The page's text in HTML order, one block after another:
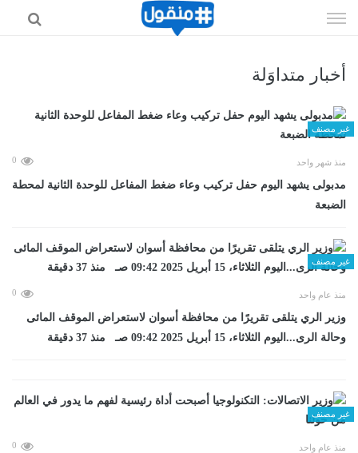
الى
أخبار متداوَلة
غير مصنف
منذ شهر واحد 0
مدبولى يشهد اليوم حفل تركيب وعاء ضغط المفاعل للوحدة الثانية لمحطة
الضبعة
غير مصنف
منذ عام واحد 0
وزير الري يتلقى تقريرًا من محافظة أسوان لاستعراض الموقف المائى
وحالة الرى...اليوم الثلاثاء، 15 أبريل 2025 09:42 صـ منذ 37 دقيقة
غير مصنف
منذ عام واحد 0